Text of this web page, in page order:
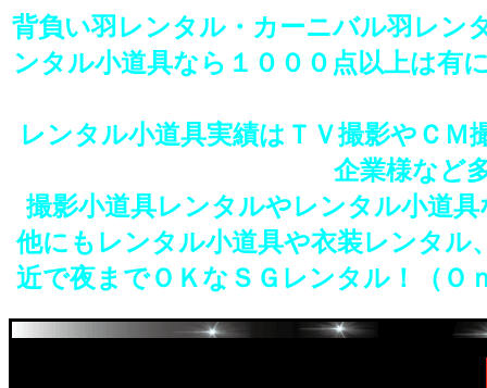
背負い羽レンタル・カーニバル羽レン
ンタル小道具なら１０００点以上は有
レンタル小道具実績はＴＶ撮影やＣＭ
企業様など
撮影小道具レンタルやレンタル小道
他にもレンタル小道具や衣装レンタル
近で夜までＯＫなＳＧレンタル！（Ｏ